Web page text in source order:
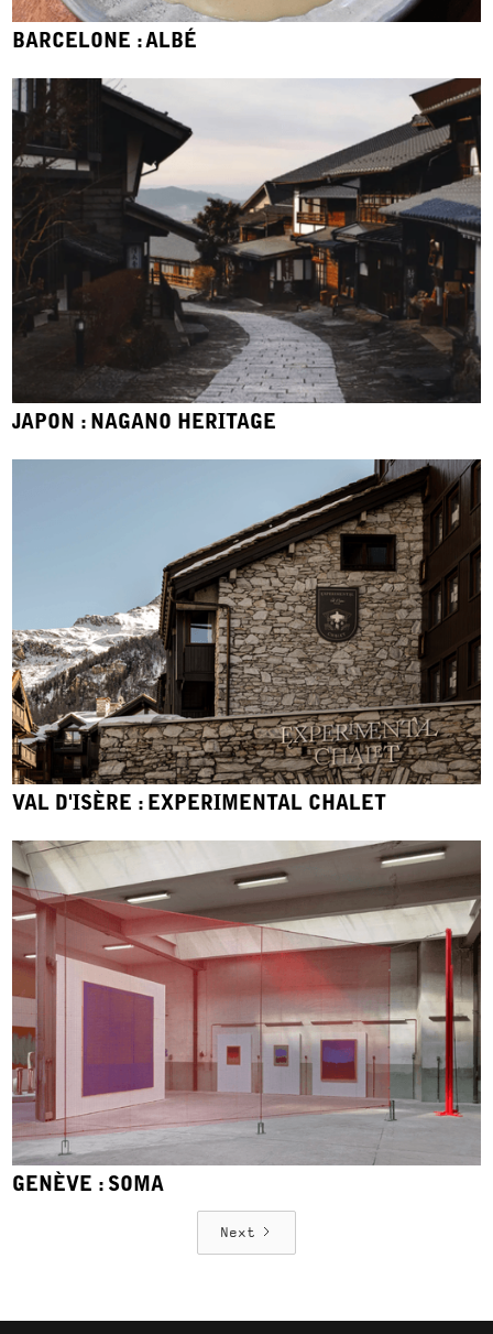
BARCELONE : ALBÉ
JAPON : NAGANO HERITAGE
VAL D'ISÈRE : EXPERIMENTAL CHALET
GENÈVE : SOMA
Next